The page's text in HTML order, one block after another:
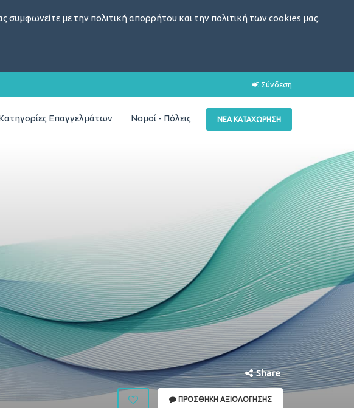
συμφωνείτε με την πολιτική απορρήτου και την πολιτική των cookies μας.
Σύνδεση
ΝΈΑ ΚΑΤΑΧΏΡΗΣΗ
Επαγγελμάτων Νομοί - Πόλεις
Share
ΠΡΟΣΘΉΚΗ ΑΞΙΟΛΌΓΗΣΗΣ